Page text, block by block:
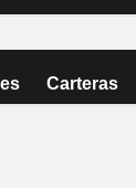
Carteras